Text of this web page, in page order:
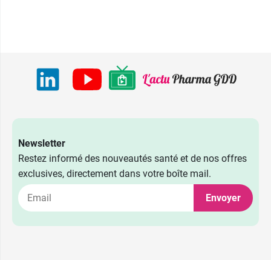
Newsletter
Restez informé des nouveautés santé et de nos offres
exclusives, directement dans votre boîte mail.
Envoyer